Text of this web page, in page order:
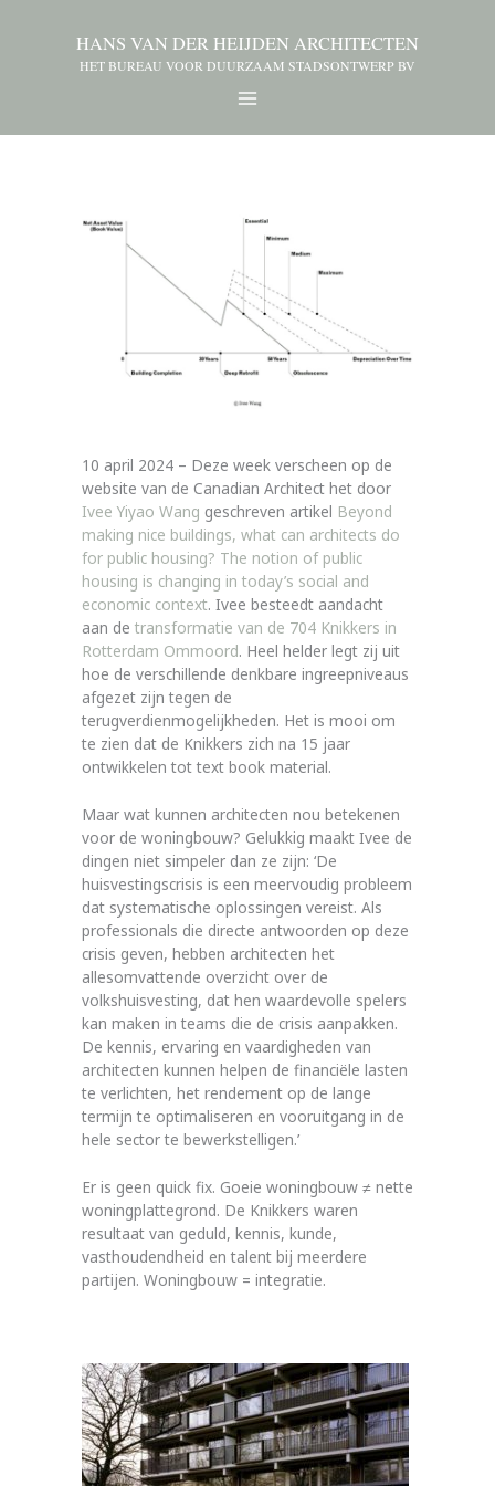
HANS VAN DER HEIJDEN ARCHITECTEN
HET BUREAU VOOR DUURZAAM STADSONTWERP BV
10 april 2024 – Deze week verscheen op de
website van de Canadian Architect het door
Ivee Yiyao Wang geschreven artikel Beyond
making nice buildings, what can architects do
for public housing? The notion of public
housing is changing in today’s social and
economic context. Ivee besteedt aandacht
aan de transformatie van de 704 Knikkers in
Rotterdam Ommoord. Heel helder legt zij uit
hoe de verschillende denkbare ingreepniveaus
afgezet zijn tegen de
terugverdienmogelijkheden. Het is mooi om
te zien dat de Knikkers zich na 15 jaar
ontwikkelen tot text book material.
Maar wat kunnen architecten nou betekenen
voor de woningbouw? Gelukkig maakt Ivee de
dingen niet simpeler dan ze zijn: ‘De
huisvestingscrisis is een meervoudig probleem
dat systematische oplossingen vereist. Als
professionals die directe antwoorden op deze
crisis geven, hebben architecten het
allesomvattende overzicht over de
volkshuisvesting, dat hen waardevolle spelers
kan maken in teams die de crisis aanpakken.
De kennis, ervaring en vaardigheden van
architecten kunnen helpen de financiële lasten
te verlichten, het rendement op de lange
termijn te optimaliseren en vooruitgang in de
hele sector te bewerkstelligen.’
Er is geen quick fix. Goeie woningbouw ≠ nette
woningplattegrond. De Knikkers waren
resultaat van geduld, kennis, kunde,
vasthoudendheid en talent bij meerdere
partijen. Woningbouw = integratie.